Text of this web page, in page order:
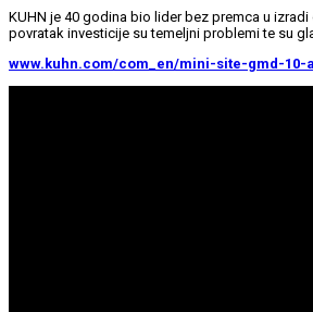
KUHN je 40 godina bio lider bez premca u
povratak investicije su temeljni problemi te su
www.kuhn.com/com_en/mini-site-gmd-